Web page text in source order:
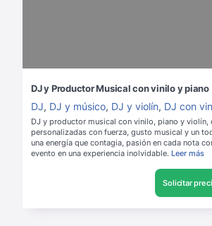
DJ y Productor Musical con vinilo y piano
DJ, DJ y músico, DJ y violín, DJ con
DJ y productor musical con vinilo, piano y violín,
personalizadas con fuerza, gusto musical y un
una energía que contagia, pasión en cada nota
evento en una experiencia inolvidable. Leer más
Solicitar